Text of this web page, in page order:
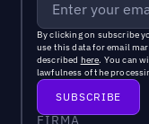
By clicking on subscribe
use this data for email
described here. You can
lawfulness of the